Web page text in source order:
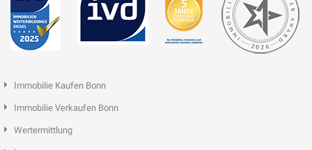
Immobilie Kaufen Bonn
Immobilie Verkaufen Bonn
Wertermittlung